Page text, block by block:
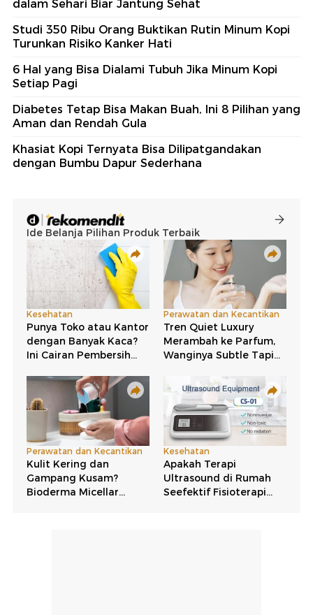
dalam Sehari Biar Jantung Sehat
Studi 350 Ribu Orang Buktikan Rutin Minum Kopi
Turunkan Risiko Kanker Hati
6 Hal yang Bisa Dialami Tubuh Jika Minum Kopi
Setiap Pagi
Diabetes Tetap Bisa Makan Buah, Ini 8 Pilihan yang
Aman dan Rendah Gula
Khasiat Kopi Ternyata Bisa Dilipatgandakan
dengan Bumbu Dapur Sederhana